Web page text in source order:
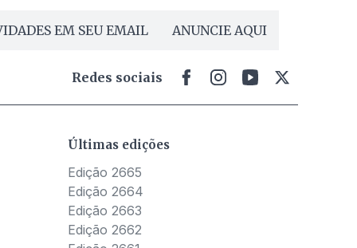
EM SEU EMAIL ANUNCIE AQUI
Redes sociais
Últimas edições
Edição 2665
Edição 2664
Edição 2663
Edição 2662